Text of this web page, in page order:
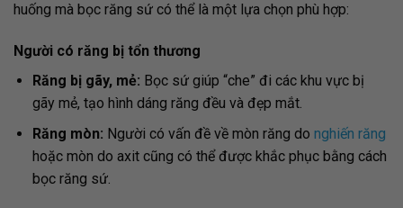
huống mà bọc răng sứ có thể là một lựa chọn phù hợp:
Người có răng bị tổn thương
Răng bị gãy, mẻ: Bọc sứ giúp “che” đi các khu vực bị
gãy mẻ, tạo hình dáng răng đều và đẹp mắt.
Răng mòn: Người có vấn đề về mòn răng do nghiến răng
hoặc mòn do axit cũng có thể được khắc phục bằng cách
bọc răng sứ.